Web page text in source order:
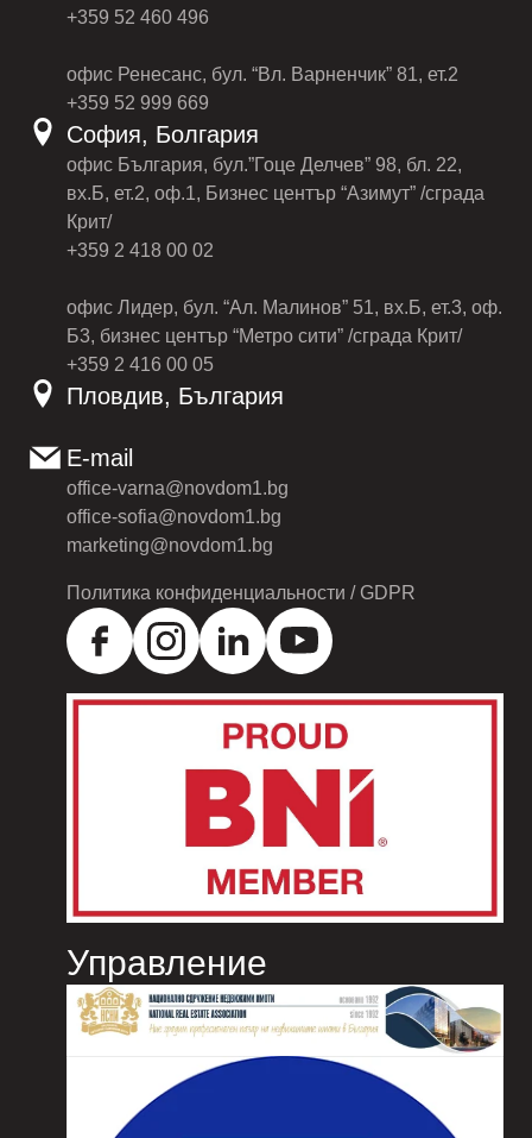
+359 52 460 496
офис Ренесанс, бул. “Вл. Варненчик” 81, ет.2
+359 52 999 669
София, Болгария
офис България, бул.”Гоце Делчев” 98, бл. 22,
вх.Б, ет.2, оф.1, Бизнес център “Азимут” /сграда
Крит/
+359 2 418 00 02
офис Лидер, бул. “Ал. Малинов” 51, вх.Б, ет.3, оф.
Б3, бизнес център “Метро сити” /сграда Крит/
+359 2 416 00 05
Пловдив, България
E-mail
office-varna@novdom1.bg
office-sofia@novdom1.bg
marketing@novdom1.bg
Политика конфиденциальности / GDPR
Управление